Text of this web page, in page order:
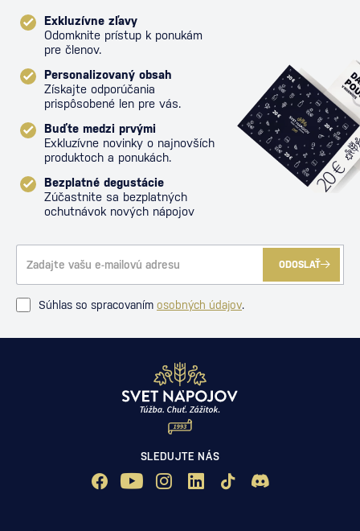
Exkluzívne zľavy
Odomknite prístup k ponukám
pre členov.
Personalizovaný obsah
Získajte odporúčania
prispôsobené len pre vás.
Buďte medzi prvými
Exkluzívne novinky o najnovších
produktoch a ponukách.
Bezplatné degustácie
Zúčastnite sa bezplatných
ochutnávok nových nápojov
ODOSLAŤ
Súhlas so spracovaním osobných údajov.
SLEDUJTE NÁS